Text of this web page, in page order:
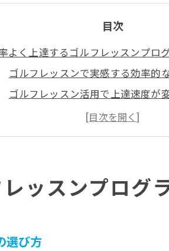
目次
よく上達するゴルフレッスンプロ
ゴルフレッスンで実感する効率的
ゴルフレッスン活用で上達速度が
究極のゴルフ練習法とレッスンの
ゴルフレッスンで失敗しない練習
期間で変わる練習メニューの選び方
ゴルフレッスンで短期間上達する
打ちっぱなしとシュミレーション
ッスンプログ
選び方